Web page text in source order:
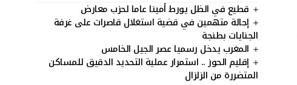
قطيع في الظل يورط أمينا عاما لحزب معارض
إحالة متهمين في قضية استغلال قاصرات على غرفة
الجنايات بطنجة
المغرب يدخل رسميا عصر الجيل الخامس
إقليم الحوز .. استمرار عملية التحديد الدقيق للمساكن
المتضررة من الزلزال